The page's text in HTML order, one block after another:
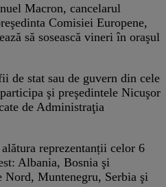
Macron, cancelarul
Comisiei Europene,
să sosească vineri în oraşul
de stat sau de guvern din cele
şi preşedintele Nicuşor
de Administraţia
reprezentanții celor 6
Albania, Bosnia şi
Nord, Muntenegru, Serbia şi